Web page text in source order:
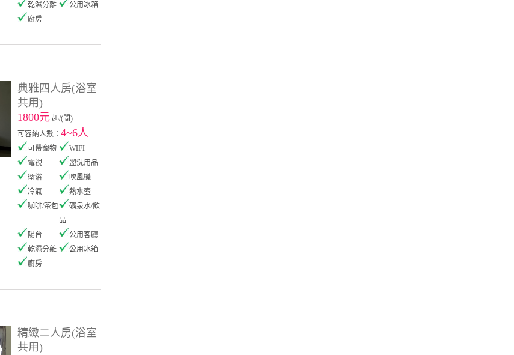
乾濕分離
公用冰箱
廚房
典雅四人房(浴室
共用)
1800元 起/(間)
可容納人數： 4~6人
可帶寵物
WIFI
電視
盥洗用品
衛浴
吹風機
冷氣
熱水壺
咖啡/茶包
礦泉水/飲
品
陽台
公用客廳
乾濕分離
公用冰箱
廚房
精緻二人房(浴室
共用)